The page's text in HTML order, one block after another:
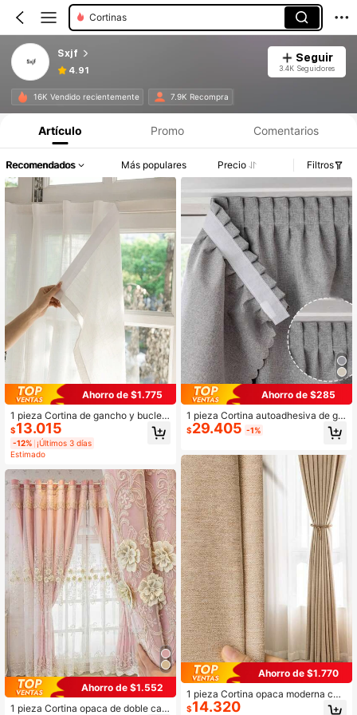
Cortinas
Sxjf
4.91
Seguir
3.4K Seguidores
16K Vendido recientemente 7.9K Recompra
Artículo Promo Comentarios
Recomendados Más populares Precio Filtros
Ahorro de $1.775
1 pieza Cortina de gancho y bucle a
utoadhesiva sencilla, instalación si
n taladro, adecuada para puertas, c
ocina, sala de estar, dormitorio, a pr
ueba de polvo, protección UV, fácil i
nstalación, uso durante todo el año
$13.015
-12% ¡Últimos 3 días
Estimado
Ahorro de $1.552
1 pieza Cortina opaca de doble cap
Ahorro de $285
1 pieza Cortina autoadhesiva de ga
ncho y bucle, cortinas térmicas y p
ara sombrear para ventanas sin nec
$29.405 -1%
Ahorro de $1.770
1 pieza Cortina opaca moderna col
or crema para sala de estar / dormit
$14.320